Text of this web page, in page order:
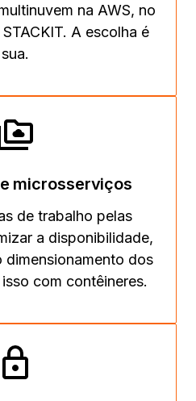
na AWS, no
A escolha é
sua.
microsserviços
de trabalho pelas
a disponibilidade,
dimensionamento dos
com contêineres.